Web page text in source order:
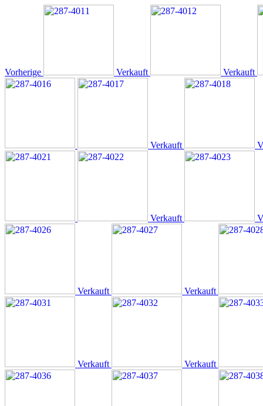
Vorherige Verkauft Verkauft
Verkauft
Verkauft
Verkauft Verkauft
Verkauft Verkauft